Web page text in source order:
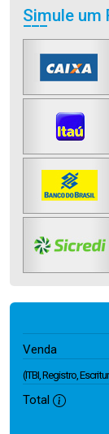
Simule um
Venda
(ITBI, Registro,
Total